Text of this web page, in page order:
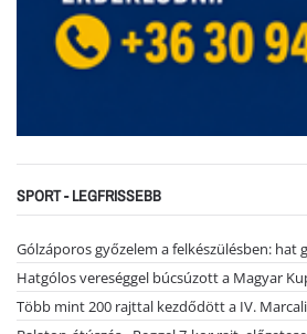
SPORT - LEGFRISSEBB
Gólzáporos győzelem a felkészülésben: hat
Hatgólos vereséggel búcsúzott a Magyar
Több mint 200 rajttal kezdődött a IV.